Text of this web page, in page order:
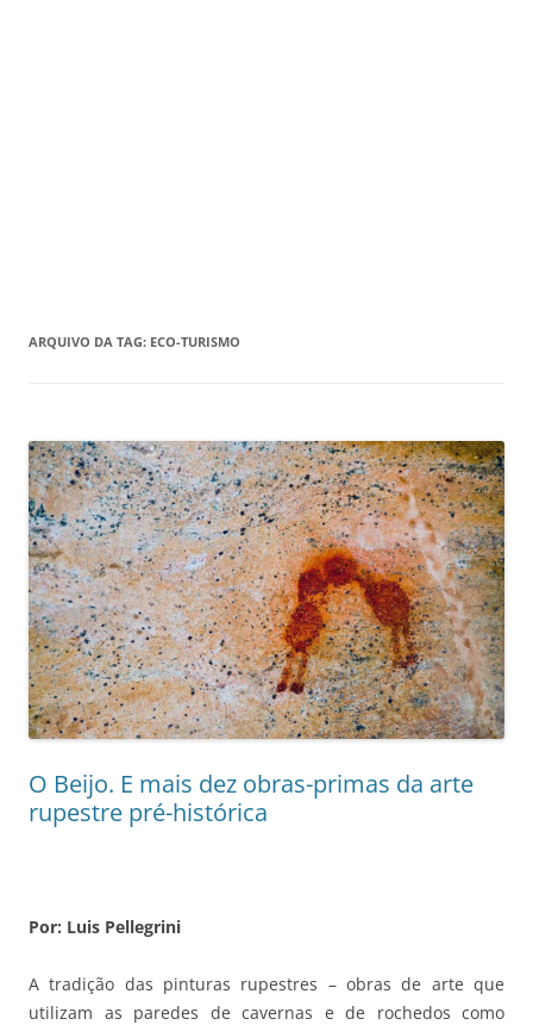
ARQUIVO DA TAG: ECO-TURISMO
O Beijo. E mais dez obras-primas da arte
rupestre pré-histórica
Por: Luis Pellegrini
A tradição das pinturas rupestres – obras de arte que
utilizam as paredes de cavernas e de rochedos como